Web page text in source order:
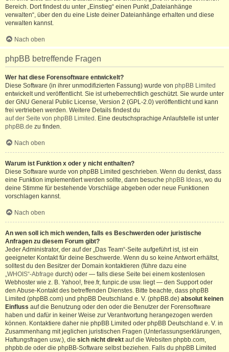
Bereich. Dort findest du unter „Einstieg“ einen Punkt „Dateianhänge
verwalten“, über den du eine Liste deiner Dateianhänge erhalten und diese
verwalten kannst.
Nach oben
phpBB betreffende Fragen
Wer hat diese Forensoftware entwickelt?
Diese Software (in ihrer unmodifizierten Fassung) wurde von phpBB Limited
entwickelt und veröffentlicht. Sie ist urheberrechtlich geschützt. Sie wurde unter
der GNU General Public License, Version 2 (GPL-2.0) veröffentlicht und kann
frei vertrieben werden. Weitere Details findest du
auf der Seite von phpBB Limited . Eine deutschsprachige Anlaufstelle ist unter
phpBB.de zu finden.
Nach oben
Warum ist Funktion x oder y nicht enthalten?
Diese Software wurde von phpBB Limited geschrieben. Wenn du denkst, dass
eine Funktion implementiert werden sollte, dann besuche phpBB Ideas, wo du
deine Stimme für bestehende Vorschläge abgeben oder neue Funktionen
vorschlagen kannst.
Nach oben
An wen soll ich mich wenden, falls es Beschwerden oder juristische
Anfragen zu diesem Forum gibt?
Jeder Administrator, der auf der „Das Team“-Seite aufgeführt ist, ist ein
geeigneter Kontakt für deine Beschwerde. Wenn du so keine Antwort erhältst,
solltest du den Besitzer der Domain kontaktieren (führe dazu eine
„WHOIS“-Abfrage durch) oder — falls diese Seite bei einem kostenlosen
Webhoster wie z. B. Yahoo!, free.fr, funpic.de usw. liegt — den Support oder
den Abuse-Kontakt des betreffenden Dienstes. Bitte beachte, dass phpBB
Limited (phpBB.com) und phpBB Deutschland e. V. (phpBB.de) absolut keinen
Einfluss auf die Benutzung oder den oder die Benutzer der Forensoftware
haben und dafür in keiner Weise zur Verantwortung herangezogen werden
können. Kontaktiere daher nie phpBB Limited oder phpBB Deutschland e. V. in
Zusammenhang mit jeglichen juristischen Fragen (Unterlassungserklärungen,
Haftungsfragen usw.), die sich nicht direkt auf die Websiten phpbb.com,
phpbb.de oder die phpBB-Software selbst beziehen. Falls du phpBB Limited